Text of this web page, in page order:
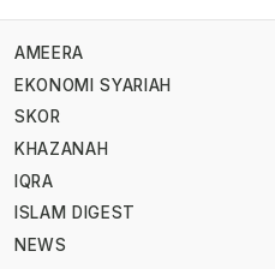
AMEERA
EKONOMI SYARIAH
SKOR
KHAZANAH
IQRA
ISLAM DIGEST
NEWS